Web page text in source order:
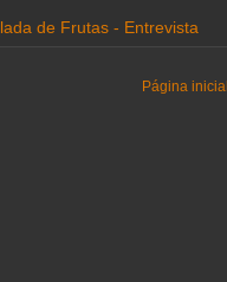
de Frutas - Entrevista
Página